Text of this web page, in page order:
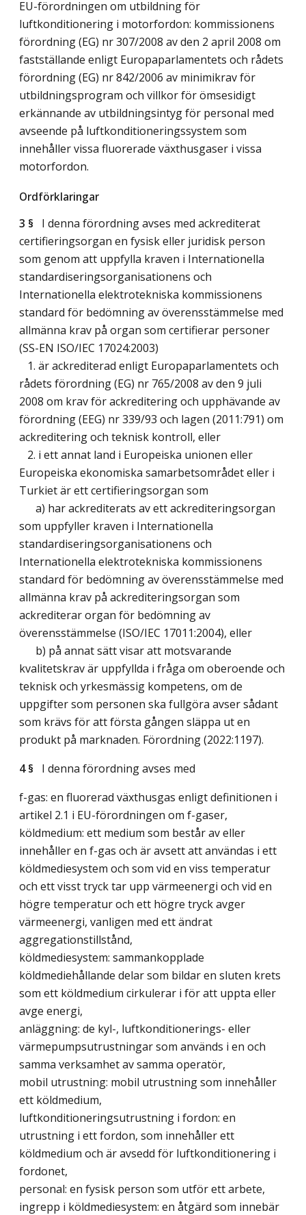
EU-förordningen om utbildning för
luftkonditionering i motorfordon: kommissionens
förordning (EG) nr 307/2008 av den 2 april 2008 om
fastställande enligt Europaparlamentets och rådets
förordning (EG) nr 842/2006 av minimikrav för
utbildningsprogram och villkor för ömsesidigt
erkännande av utbildningsintyg för personal med
avseende på luftkonditioneringssystem som
innehåller vissa fluorerade växthusgaser i vissa
motorfordon.
Ordförklaringar
3 § I denna förordning avses med ackrediterat
certifieringsorgan en fysisk eller juridisk person
som genom att uppfylla kraven i Internationella
standardiseringsorganisationens och
Internationella elektrotekniska kommissionens
standard för bedömning av överensstämmelse med
allmänna krav på organ som certifierar personer
(SS-EN ISO/IEC 17024:2003)
1. är ackrediterad enligt Europaparlamentets och
rådets förordning (EG) nr 765/2008 av den 9 juli
2008 om krav för ackreditering och upphävande av
förordning (EEG) nr 339/93 och lagen (2011:791) om
ackreditering och teknisk kontroll, eller
2. i ett annat land i Europeiska unionen eller
Europeiska ekonomiska samarbetsområdet eller i
Turkiet är ett certifieringsorgan som
a) har ackrediterats av ett ackrediteringsorgan
som uppfyller kraven i Internationella
standardiseringsorganisationens och
Internationella elektrotekniska kommissionens
standard för bedömning av överensstämmelse med
allmänna krav på ackrediteringsorgan som
ackrediterar organ för bedömning av
överensstämmelse (ISO/IEC 17011:2004), eller
b) på annat sätt visar att motsvarande
kvalitetskrav är uppfyllda i fråga om oberoende och
teknisk och yrkesmässig kompetens, om de
uppgifter som personen ska fullgöra avser sådant
som krävs för att första gången släppa ut en
produkt på marknaden. Förordning (2022:1197).
4 § I denna förordning avses med
f-gas: en fluorerad växthusgas enligt definitionen i
artikel 2.1 i EU-förordningen om f-gaser,
köldmedium: ett medium som består av eller
innehåller en f-gas och är avsett att användas i ett
köldmediesystem och som vid en viss temperatur
och ett visst tryck tar upp värmeenergi och vid en
högre temperatur och ett högre tryck avger
värmeenergi, vanligen med ett ändrat
aggregationstillstånd,
köldmediesystem: sammankopplade
köldmediehållande delar som bildar en sluten krets
som ett köldmedium cirkulerar i för att uppta eller
avge energi,
anläggning: de kyl-, luftkonditionerings- eller
värmepumpsutrustningar som används i en och
samma verksamhet av samma operatör,
mobil utrustning: mobil utrustning som innehåller
ett köldmedium,
luftkonditioneringsutrustning i fordon: en
utrustning i ett fordon, som innehåller ett
köldmedium och är avsedd för luftkonditionering i
fordonet,
personal: en fysisk person som utför ett arbete,
ingrepp i köldmediesystem: en åtgärd som innebär